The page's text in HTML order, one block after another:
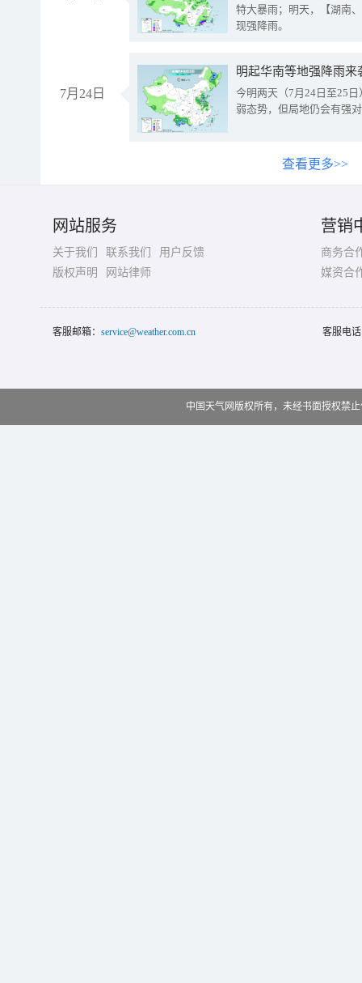
特大暴雨；明天，【湖南
现强降雨。
7月24日
明起华南等地强降雨
今明两天（7月24日至25
弱态势，但局地仍会有强
查看更多>>
网站服务
关于我们 联系我们
用户反馈
版权声明
网站律师
营销
商务合
媒资合
客服邮箱： service@weather.com.cn 客服电
中国天气网版权所有，未经书面授权